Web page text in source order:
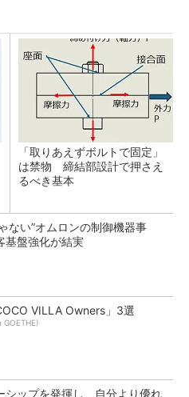
「取りあえずボルトで固定」
は禁物 締結部設計で押さえ
るべき基本
ない”オムロンの制御機器事
基盤強化が結実
VILLA Owners」3選
GOETHE)
シップを発揮し、自分より優れ